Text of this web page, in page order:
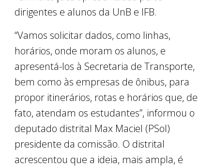
dirigentes e alunos da UnB e IFB.
“Vamos solicitar dados, como linhas,
horários, onde moram os alunos, e
apresentá-los à Secretaria de Transporte,
bem como às empresas de ônibus, para
propor itinerários, rotas e horários que, de
fato, atendam os estudantes”, informou o
deputado distrital Max Maciel (PSol)
presidente da comissão. O distrital
acrescentou que a ideia, mais ampla, é